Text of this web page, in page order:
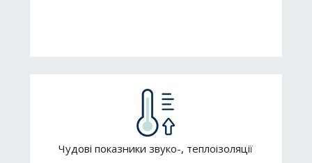
Чудові показники звуко-, теплоізоляції